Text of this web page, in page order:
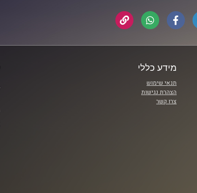
מידע כללי
תנאי שימוש
הצהרת נגישות
צרו קשר